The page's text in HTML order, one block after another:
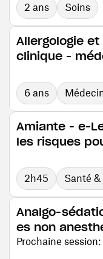
2 ans Soins
Allergologie
clinique -
6 ans
Amiante - e-
les risques
2h45 Santé
Analgo-
es non
Prochaine